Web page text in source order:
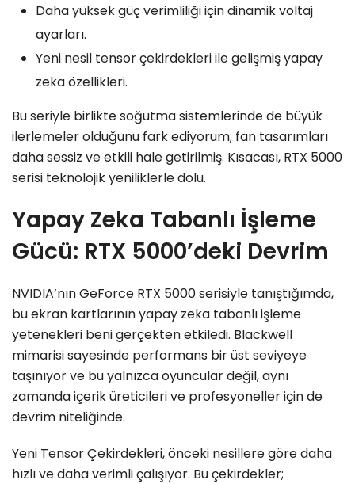
Daha yüksek güç verimliliği için dinamik voltaj
ayarları.
Yeni nesil tensor çekirdekleri ile gelişmiş yapay
zeka özellikleri.
Bu seriyle birlikte soğutma sistemlerinde de büyük
ilerlemeler olduğunu fark ediyorum; fan tasarımları
daha sessiz ve etkili hale getirilmiş. Kısacası, RTX 5000
serisi teknolojik yeniliklerle dolu.
Yapay Zeka Tabanlı İşleme
Gücü: RTX 5000’deki Devrim
NVIDIA’nın GeForce RTX 5000 serisiyle tanıştığımda,
bu ekran kartlarının yapay zeka tabanlı işleme
yetenekleri beni gerçekten etkiledi. Blackwell
mimarisi sayesinde performans bir üst seviyeye
taşınıyor ve bu yalnızca oyuncular değil, aynı
zamanda içerik üreticileri ve profesyoneller için de
devrim niteliğinde.
Yeni Tensor Çekirdekleri, önceki nesillere göre daha
hızlı ve daha verimli çalışıyor. Bu çekirdekler;